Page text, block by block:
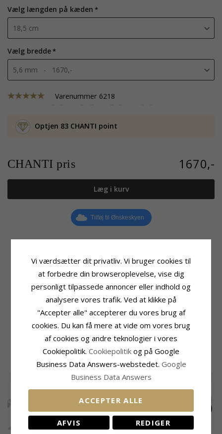
Vælg længden på kæden
Vælg bredde
Varenummer 6218
Optjen 83 CHANTI point
CHANTI pris 1670,-
Læg i kurv
Tilføj til Ønskeskyen
Produktinformation
Kædetype:
BNH Anker Facet Armbånd
Sølv
Facet
Størrelse
Trådtykkelse:2,2 mm
Bredde: 5,6 mm
Længde:
18,5 cm
Leveringstid
Leveringstid: 2-3 Hverdage
RELATEREDE PRODUKTER
Vi værdsætter dit privatliv. Vi bruger cookies til
at forbedre din browseroplevelse, vise dig
personligt tilpassede annoncer eller indhold og
analysere vores trafik. Ved at klikke på
"Accepter alle" accepterer du vores brug af
cookies. Du kan få mere at vide om vores brug
af cookies og andre teknologier i vores
Cookiepolitik. Cookiepolitik og på Google
Business Data Answers-webstedet. Google
Business Data Answers
ACCEPTER ALLE
AFVIS REDIGER